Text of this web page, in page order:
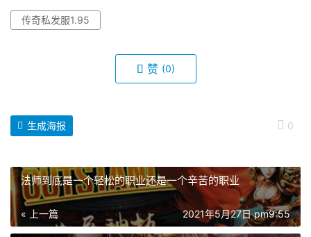
传奇私发服1.95
赞 (0)
0
生成海报
法师到底是一个轻松的职业还是一个辛苦的职业
« 上一篇 2021年5月27日 pm9:55